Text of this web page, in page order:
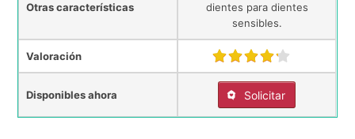
Otras características
dientes para dientes
sensibles.
Valoración
Disponibles ahora Solicitar